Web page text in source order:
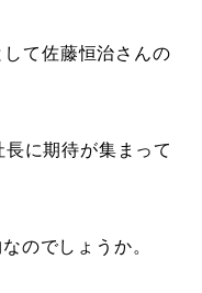
て佐藤恒治さんの
に期待が集まって
のでしょうか。